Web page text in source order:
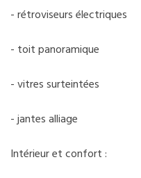
- rétroviseurs électriques
- toit panoramique
- vitres surteintées
- jantes alliage
Intérieur et confort :